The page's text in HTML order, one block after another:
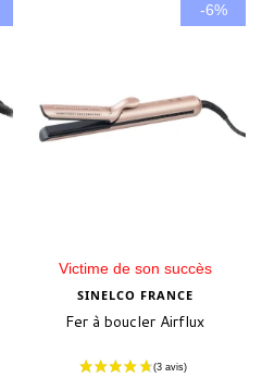
-6%
Victime de son succès
SINELCO FRANCE
Fer à boucler Airflux